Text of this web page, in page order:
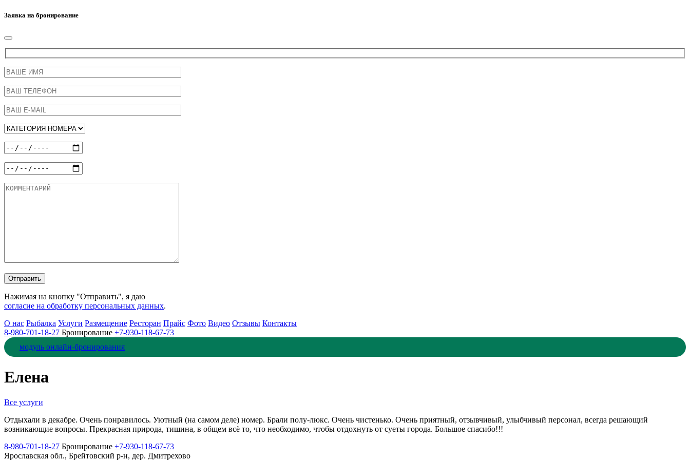
Заявка на бронирование
Нажимая на кнопку "Отправить", я даю
согласие на обработку персональных данных.
О нас Рыбалка Услуги Размещение Ресторан Прайс Фото Видео Отзывы Контакты
8-980-701-18-27 Бронирование +7-930-118-67-73
модуль онлайн-бронирования
Елена
Все услуги
Отдыхали в декабре. Очень понравилось. Уютный (на самом деле) номер. Брали полу-люкс. Очень чистенько. Очень приятный, отзывчивый, улыбчивый персонал, всегда решающий
возникающие вопросы. Прекрасная природа, тишина, в общем всё то, что необходимо, чтобы отдохнуть от суеты города. Большое спасибо!!!
8-980-701-18-27 Бронирование +7-930-118-67-73
Ярославская обл., Брейтовский р-н, дер. Дмитрехово